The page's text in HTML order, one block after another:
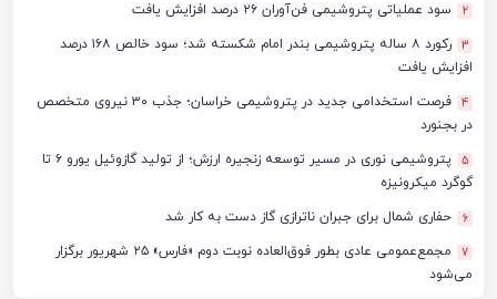
2 سود عملیاتی پتروشیمی فن‌آوران ۲۶ درصد افزایش یافت
3
رکورد ۸ ساله پتروشیمی بندر امام شکسته شد؛ سود خالص ۱۶۸ درصد
افزایش یافت
4
فرصت استخدامی جدید در پتروشیمی خراسان؛ جذب ۳۰ نیروی متخصص
در بجنورد
5
پتروشیمی نوری در مسیر توسعه زنجیره ارزش؛ از تولید گازوئیل یورو ۶ تا
گوگرد میکرونیزه
6 حفاری شمال برای جبران ناترازی گاز دست به کار شد
7
مجمع‌عمومی عادی بطور فوق‌العاده نوبت دوم «فارس» ۲۵ شهریور برگزار
می‌شود